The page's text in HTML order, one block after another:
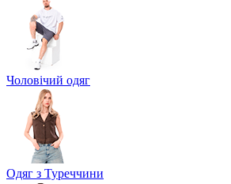
Чоловічий одяг
Одяг з Туреччини